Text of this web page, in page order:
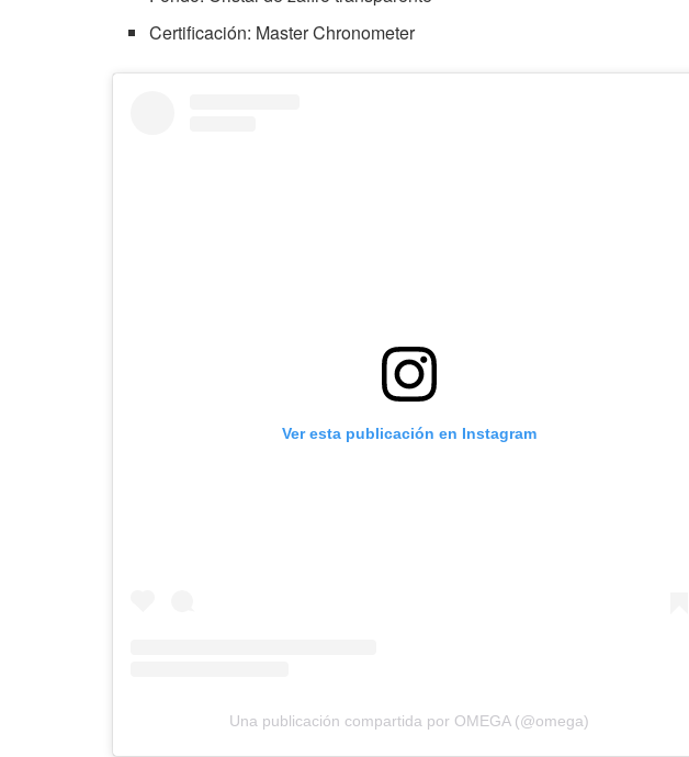
Certificación: Master Chronometer
Ver esta publicación en Instagram
Una publicación compartida por OMEGA (@omega)